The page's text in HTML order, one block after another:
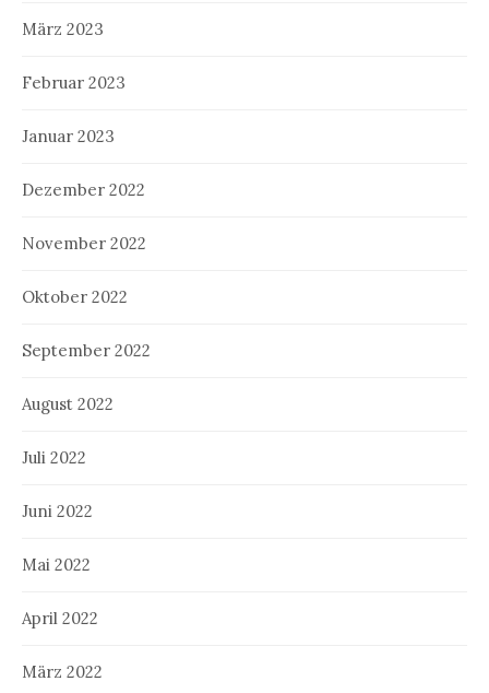
März 2023
Februar 2023
Januar 2023
Dezember 2022
November 2022
Oktober 2022
September 2022
August 2022
Juli 2022
Juni 2022
Mai 2022
April 2022
März 2022